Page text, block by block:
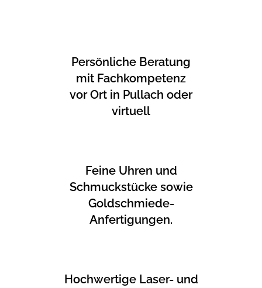
Persönliche Beratung
mit Fachkompetenz
vor Ort in Pullach oder
virtuell
Feine Uhren und
Schmuckstücke sowie
Goldschmiede-
Anfertigungen.
Hochwertige Laser- und